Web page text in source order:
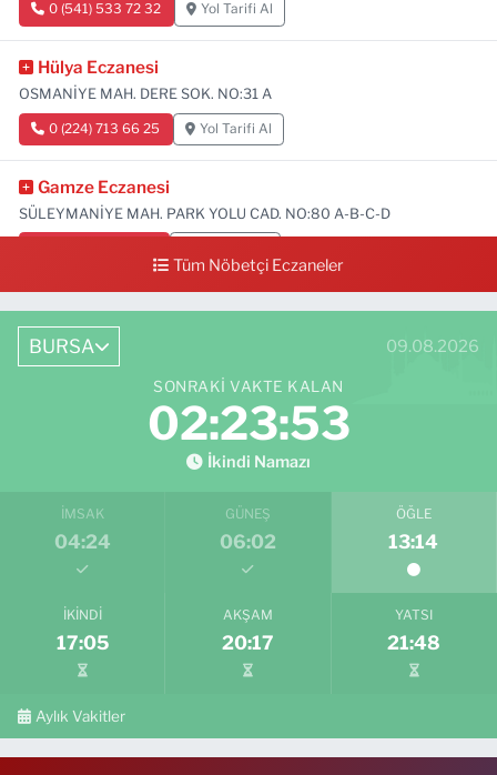
0 (541) 533 72 32 Yol Tarifi Al
Hülya Eczanesi
OSMANİYE MAH. DERE SOK. NO:31 A
0 (224) 713 66 25 Yol Tarifi Al
Gamze Eczanesi
SÜLEYMANİYE MAH. PARK YOLU CAD. NO:80 A-B-C-D
Tüm Nöbetçi Eczaneler
BURSA 09.08.2026
SONRAKI VAKTE KALAN
02:23:52
İkindi Namazı
İMSAK
04:24
GÜNEŞ
06:02
ÖĞLE
13:14
İKINDI
17:05
AKŞAM
20:17
YATSI
21:48
Aylık Vakitler